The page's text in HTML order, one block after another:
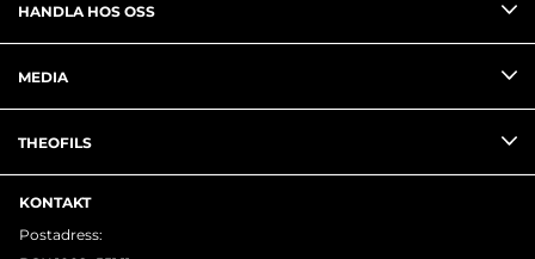
HANDLA HOS OSS
MEDIA
THEOFILS
KONTAKT
Postadress: